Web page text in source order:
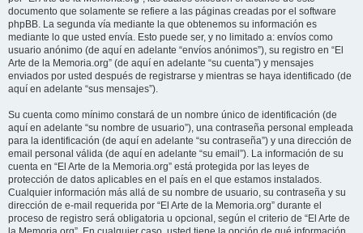
documento que solamente se refiere a las páginas creadas por el software
phpBB. La segunda vía mediante la que obtenemos su información es
mediante lo que usted envía. Esto puede ser, y no limitado a: envíos como
usuario anónimo (de aquí en adelante “envíos anónimos”), su registro en “El
Arte de la Memoria.org” (de aquí en adelante “su cuenta”) y mensajes
enviados por usted después de registrarse y mientras se haya identificado (de
aquí en adelante “sus mensajes”).
Su cuenta como mínimo constará de un nombre único de identificación (de
aquí en adelante “su nombre de usuario”), una contraseña personal empleada
para la identificación (de aquí en adelante “su contraseña”) y una dirección de
email personal válida (de aquí en adelante “su email”). La información de su
cuenta en “El Arte de la Memoria.org” está protegida por las leyes de
protección de datos aplicables en el país en el que estamos instalados.
Cualquier información más allá de su nombre de usuario, su contraseña y su
dirección de e-mail requerida por “El Arte de la Memoria.org” durante el
proceso de registro será obligatoria u opcional, según el criterio de “El Arte de